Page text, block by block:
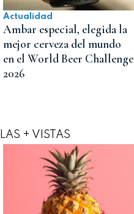
Actualidad
Ambar especial, elegida la
mejor cerveza del mundo
en el World Beer Challenge
2026
LAS + VISTAS